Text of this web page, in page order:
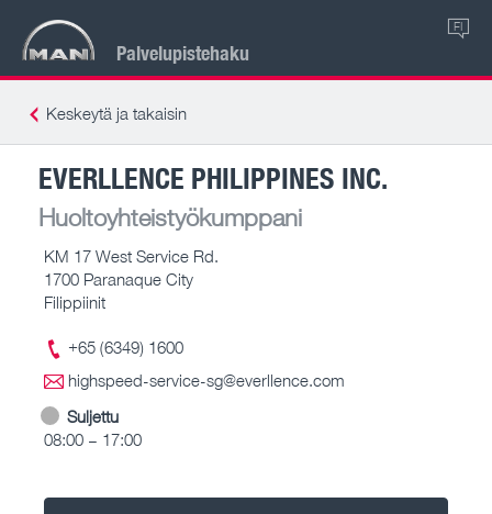
Palvelupistehaku
FI
Keskeytä ja takaisin
EVERLLENCE PHILIPPINES INC.
Huoltoyhteistyökumppani
KM 17 West Service Rd.
1700 Paranaque City
Filippiinit
+65 (6349) 1600
highspeed-service-sg@everllence.com
Suljettu
08:00 – 17:00